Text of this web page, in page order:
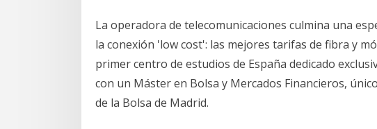
La operadora de telecomunicaciones culmina una
la conexión 'low cost': las mejores tarifas de fibra y
primer centro de estudios de España dedicado
con un Máster en Bolsa y Mercados Financieros,
de la Bolsa de Madrid.